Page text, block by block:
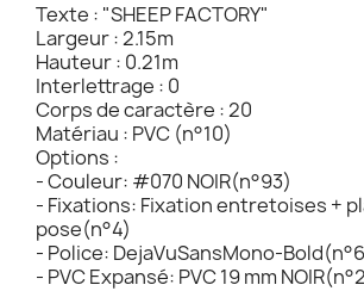
Texte : "SHEEP FACTORY"
Largeur : 2.15m
Hauteur : 0.21m
Interlettrage : 0
Corps de caractère : 20
Matériau : PVC (n°10)
Options :
- Couleur: #070 NOIR(n°93)
- Fixations: Fixation entretoises +
pose(n°4)
- Police: DejaVuSansMono-
- PVC Expansé: PVC 19 mm